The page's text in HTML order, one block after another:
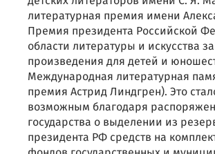
литературная премия имени
Премия президента Российской
области литературы и искусства за
произведения для детей и
Международная литературная
премия Астрид Линдгрен). Это
возможным благодаря
государства о выделении из
президента РФ средств на